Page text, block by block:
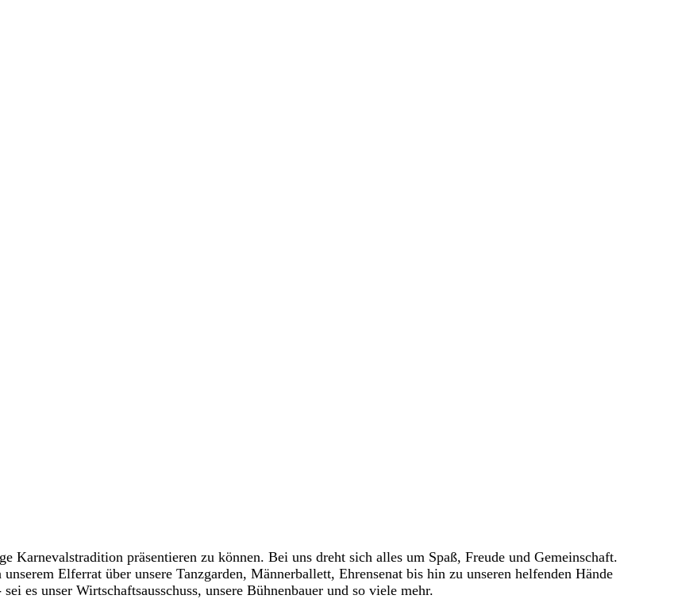
Karnevalstradition präsentieren zu können. Bei uns dreht sich alles um Spaß, Freude und Gemeinschaft.
Elferrat über unsere Tanzgarden, Männerballett, Ehrensenat bis hin zu unseren helfenden Hände
es unser Wirtschaftsausschuss, unsere Bühnenbauer und so viele mehr.